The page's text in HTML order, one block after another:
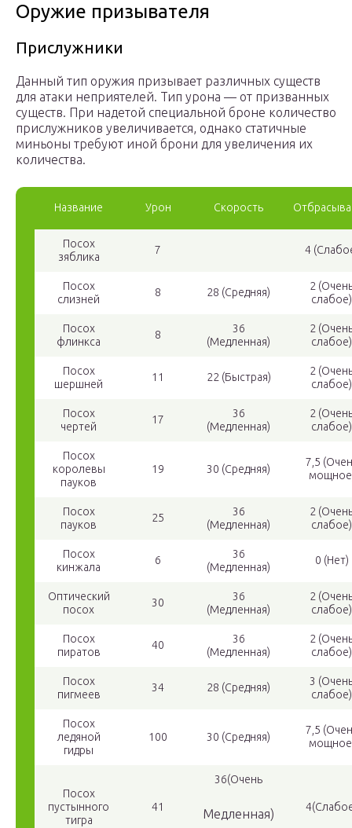
Оружие призывателя
Прислужники
Данный тип оружия призывает различных существ
для атаки неприятелей. Тип урона — от призванных
существ. При надетой специальной броне количество
прислужников увеличивается, однако статичные
миньоны требуют иной брони для увеличения их
количества.
Название Урон Скорость
Посох
зяблика
7 4
Посох
слизней
8 28 (Средняя)
2
слабое)
Посох
флинкса
8
36
(Медленная)
2
слабое)
Посох
шершней
11 22 (Быстрая)
2
слабое)
Посох
чертей
17
36
(Медленная)
2
слабое)
Посох
королевы
пауков
19 30 (Средняя)
7,5
Посох
пауков
25
36
(Медленная)
2
слабое)
Посох
кинжала
6
36
(Медленная)
0 (Нет)
Оптический
посох
30
36
(Медленная)
2
слабое)
Посох
пиратов
40
36
(Медленная)
2
слабое)
Посох
пигмеев
34 28 (Средняя)
3
слабое)
Посох
ледяной
гидры
100 30 (Средняя)
7,5
Посох
пустынного
тигра
41
36(Очень
Медленная)